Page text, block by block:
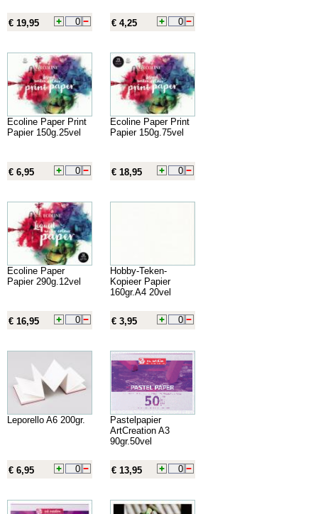
€ 19,95 € 4,25
Ecoline Paper Print
Papier 150g.25vel
€ 6,95
Ecoline Paper Print
Papier 150g.75vel
€ 18,95
Ecoline Paper
Papier 290g.12vel
€ 16,95
Hobby-Teken-
Kopieer Papier
160gr.A4 20vel
€ 3,95
Leporello A6 200gr.
€ 6,95
Pastelpapier
ArtCreation A3
90gr.50vel
€ 13,95